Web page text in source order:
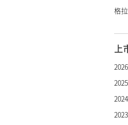
格
亨
上